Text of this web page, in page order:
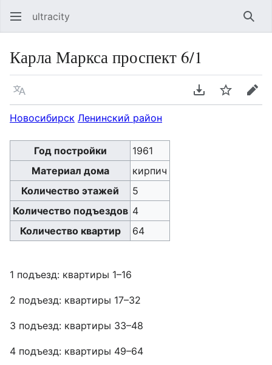
ultracity
Карла Маркса проспект 6/1
Язык Скачать PDF
Следить
Новосибирск Ленинский район
Год постройки
1961
Материал дома
кирпич
Количество этажей
5
Количество подъездов 4
Количество квартир
64
1 подъезд: квартиры 1–16
2 подъезд: квартиры 17–32
3 подъезд: квартиры 33–48
4 подъезд: квартиры 49–64